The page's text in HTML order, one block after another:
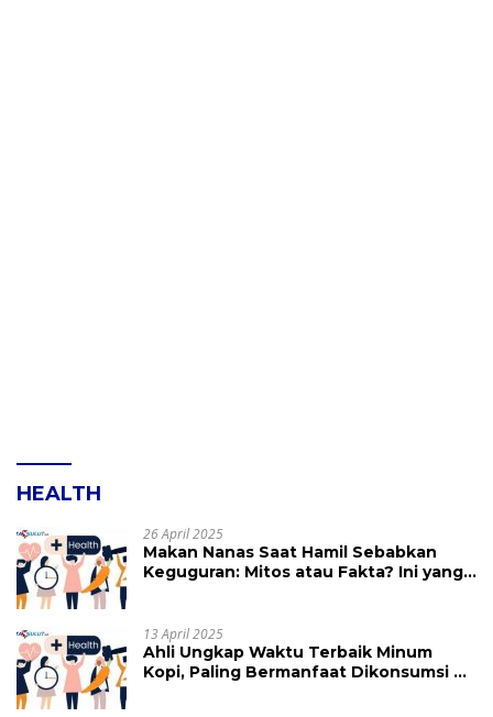
HEALTH
26 April 2025
Makan Nanas Saat Hamil Sebabkan
Keguguran: Mitos atau Fakta? Ini yang
13 April 2025
Ahli Ungkap Waktu Terbaik Minum
Kopi, Paling Bermanfaat Dikonsumsi di